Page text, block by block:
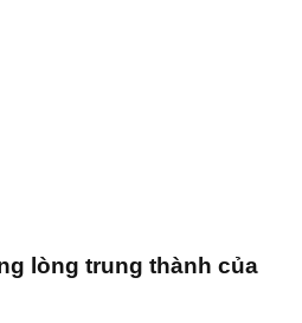
lòng trung thành của